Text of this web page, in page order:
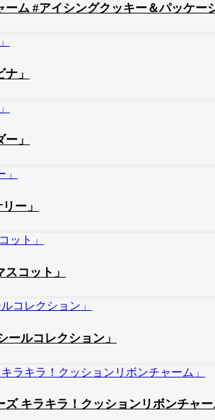
ム #アイシングクッキー＆パッケー
」
」
ー」
コット」
ルコレクション」
キラキラ！クッションリボンチャ